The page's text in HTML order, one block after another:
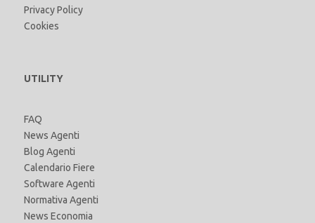
Privacy Policy
Cookies
UTILITY
FAQ
News Agenti
Blog Agenti
Calendario Fiere
Software Agenti
Normativa Agenti
News Economia